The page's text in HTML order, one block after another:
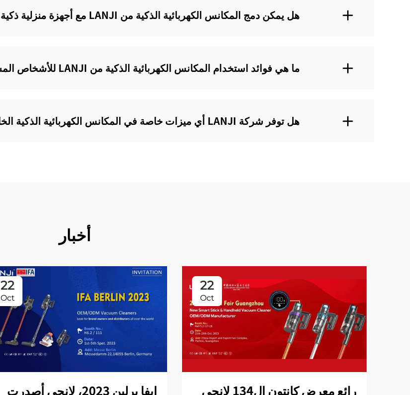
هل يمكن دمج المكانس الكهربائية الذكية من LANJI مع أجهزة منزلية ذكية أخرى؟
ما هي فوائد استخدام المكانس الكهربائية الذكية من LANJI للأشخاص المشغولين؟‌
هل توفر شركة LANJI أي ميزات خاصة في المكانس الكهربائية الذكية الخاصة بها لأصحاب الحيوانات الأليفة؟
أخبار
22
Oct
رائع معرض كانتون ال134 لانجي
22
Oct
إيفا برلين 2023، لانجي أصدرت